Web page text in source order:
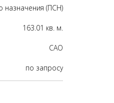
назначения (ПСН)
163.01 кв. м.
CАО
по запросу